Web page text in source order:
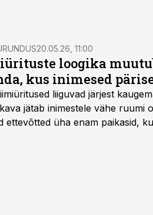
20.05.26, 11:00
loogika
kus inimesed
liiguvad järjest
jätab inimestele vähe ruumi
ettevõtted üha enam paikasid,